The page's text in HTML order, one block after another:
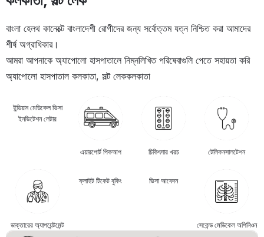
বাংলা হেলথ কানেক্টে বাংলাদেশী রোগীদের জন্য সর্বোত্তম যত্ন নিশ্চিত করা আমাদের
শীর্ষ অগ্রাধিকার।
আমরা আপনাকে অ্যাপোলো হাসপাতালে নিম্নলিখিত পরিষেবাগুলি পেতে সহায়তা করি
অ্যাপোলো হাসপাতাল কলকাতা, সল্ট লেককলকাতা
ইন্ডিয়ান মেডিকেল ভিসা
ইনভিটেশন লেটার
এয়ারপোর্ট পিকআপ চিকিৎসার খরচ টেলিকনসালটেশন
ডাক্তারের অ্যাপয়েন্টমেন্ট
ফ্লাইট টিকেট বুকিং ভিসা আবেদন
সেকেন্ড মেডিকেল অপিনিওন